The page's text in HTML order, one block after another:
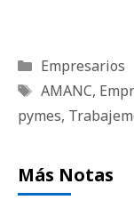
Categorías
Empresarios
Etiquetas
AMANC,
pymes,
Más Notas